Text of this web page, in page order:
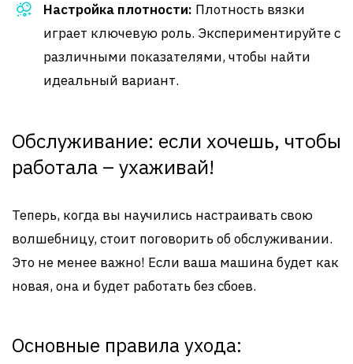
Настройка плотности: Плотность вязки
играет ключевую роль. Экспериментируйте с
различными показателями, чтобы найти
идеальный вариант.
Обслуживание: если хочешь, чтобы
работала – ухаживай!
Теперь, когда вы научились настраивать свою
волшебницу, стоит поговорить об обслуживании.
Это не менее важно! Если ваша машина будет как
новая, она и будет работать без сбоев.
Основные правила ухода: